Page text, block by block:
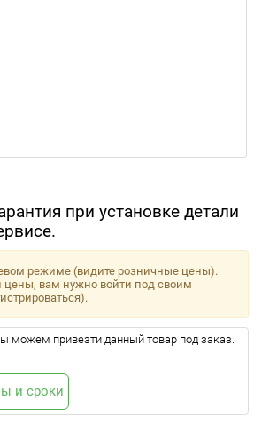
при установке детали
режиме (видите розничные цены).
цены, вам нужно войти под своим
можем привезти данный товар под заказ.
и сроки